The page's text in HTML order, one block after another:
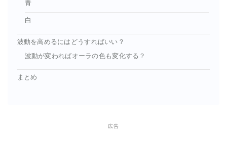
青
白
波動を高めるにはどうすればいい？
波動が変わればオーラの色も変化する？
まとめ
広告